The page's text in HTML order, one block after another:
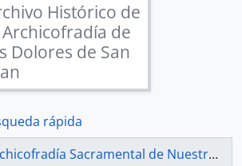
Histórico de
de
Dolores de San
rápida
Sacramental de Nuestra Señora de los Dolores